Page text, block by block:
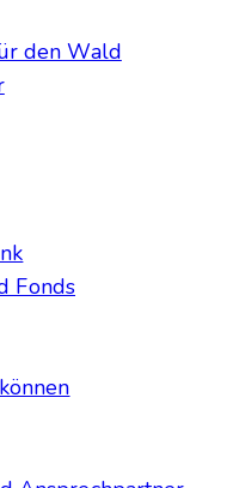
den Wald
Fonds